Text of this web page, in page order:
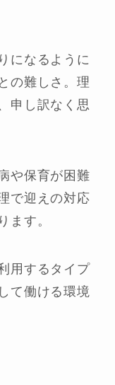
になるように
の難しさ。理
申し訳なく思
や保育が困難
で迎えの対応
ます。
用するタイプ
て働ける環境